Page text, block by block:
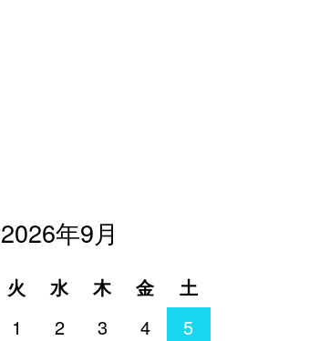
2026年9月
火 水 木 金
土
1
2 3 4
5